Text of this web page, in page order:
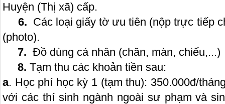
Huyện (Thị xã) cấp.
6. Các loại giấy tờ ưu tiên (nộp trực tiếp
(photo).
7. Đồ dùng cá nhân (chăn, màn, chiếu,...)
8. Tạm thu các khoản tiền sau:
a. Học phí học kỳ 1 (tạm thu): 350.000đ/
với các thí sinh ngành ngoài sư phạm và